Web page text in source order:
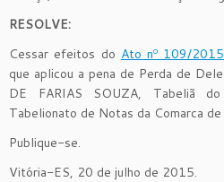
RESOLVE:
Cessar efeitos do Ato nº 109/2015
que aplicou a pena de Perda de
DE FARIAS SOUZA, Tabeliã
Tabelionato de Notas da Comarca de
Publique-se.
Vitória-ES, 20 de julho de 2015.